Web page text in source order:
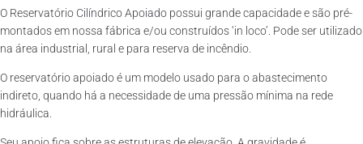
O Reservatório Cilíndrico Apoiado possui grande capacidade e são pré-
montados em nossa fábrica e/ou construídos ‘in loco’. Pode ser utilizado
na área industrial, rural e para reserva de incêndio.
O reservatório apoiado é um modelo usado para o abastecimento
indireto, quando há a necessidade de uma pressão mínima na rede
hidráulica.